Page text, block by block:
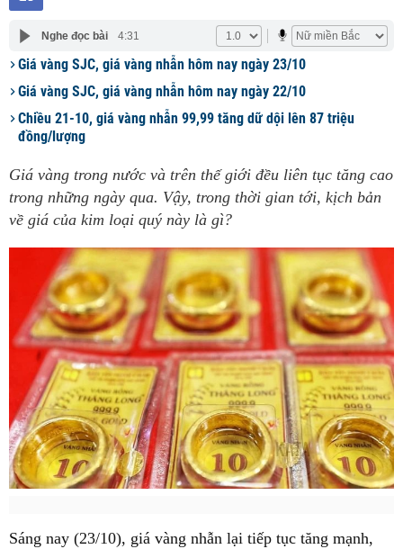
Nghe đọc bài 4:31
Giá vàng SJC, giá vàng nhẫn hôm nay ngày 23/10
Giá vàng SJC, giá vàng nhẫn hôm nay ngày 22/10
Chiều 21-10, giá vàng nhẫn 99,99 tăng dữ dội lên 87 triệu
đồng/lượng
Giá vàng trong nước và trên thế giới đều liên tục tăng cao
trong những ngày qua. Vậy, trong thời gian tới, kịch bản
về giá của kim loại quý này là gì?
Sáng nay (23/10), giá vàng nhẫn lại tiếp tục tăng mạnh,